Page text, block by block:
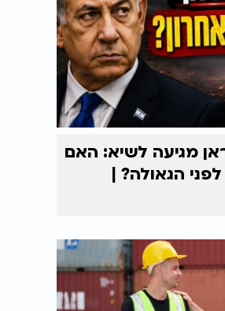
מגיעה לשיא: האם
הגאולה? |